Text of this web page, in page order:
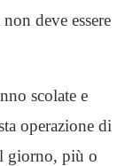
deve essere
scolate e
operazione di
giorno, più o